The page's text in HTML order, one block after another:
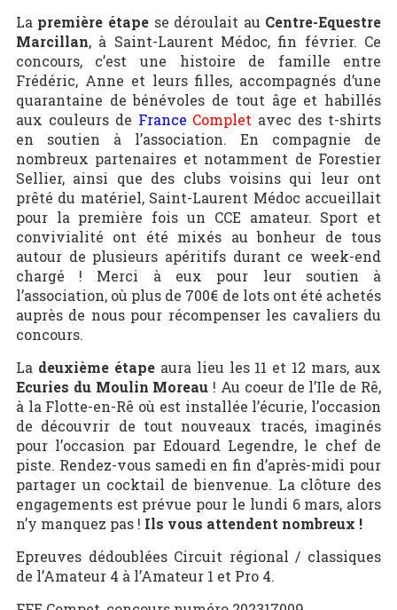
La première étapese déroulait au Centre-Equestre
Marcillan, à Saint-Laurent Médoc, fin février. Ce
concours, c’est une histoire de famille entre
Frédéric, Anne et leurs filles, accompagnés d’une
quarantaine de bénévoles de tout âge et habillés
aux couleurs de France Complet avec des t-shirts
en soutien à l’association. En compagnie de
nombreux partenaires et notamment de Forestier
Sellier, ainsi que des clubs voisins qui leur ont
prêté du matériel, Saint-Laurent Médoc accueillait
pour la première fois un CCE amateur. Sport et
convivialité ont été mixés au bonheur de tous
autour de plusieurs apéritifs durant ce week-end
chargé ! Merci à eux pour leur soutien à
l’association, où plus de 700€ de lots ont été achetés
auprès de nous pour récompenser les cavaliers du
concours.
La deuxième étapeaura lieu les 11 et 12 mars, aux
Ecuries du Moulin Moreau ! Au coeur de l’Ile de Rê,
à la Flotte-en-Rê où est installée l’écurie, l’occasion
de découvrir de tout nouveaux tracés, imaginés
pour l’occasion par Edouard Legendre, le chef de
piste. Rendez-vous samedi en fin d’après-midi pour
partager un cocktail de bienvenue. La clôture des
engagements est prévue pour le lundi 6 mars, alors
n’y manquez pas ! Ils vous attendent nombreux !
Epreuves dédoublées Circuit régional / classiques
de l’Amateur 4 à l’Amateur 1 et Pro 4.